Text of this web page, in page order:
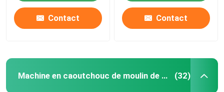
Contact Contact
Machine en caoutchouc de moulin de mélange (32)